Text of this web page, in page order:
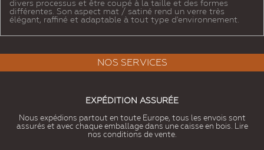
divers processus et être coupé à la taille et des formes
différentes. Son aspect mat / satiné rend un verre très
élégant, raffiné et adaptable à tout type d'environnement.
NOS SERVICES
EXPÉDITION ASSURÉE
Nous expédions partout en toute Europe, tous les envois sont
assurés et avec chaque emballage dans une caisse en bois. Lire
nos conditions de vente.